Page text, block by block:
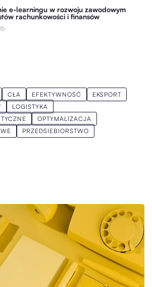
e-learningu w rozwoju zawodowym
rachunkowości i finansów
CŁA EFEKTYWNOŚĆ
EKSPORT
LOGISTYKA
OPTYMALIZACJA
PRZEDSIEBIORSTWO